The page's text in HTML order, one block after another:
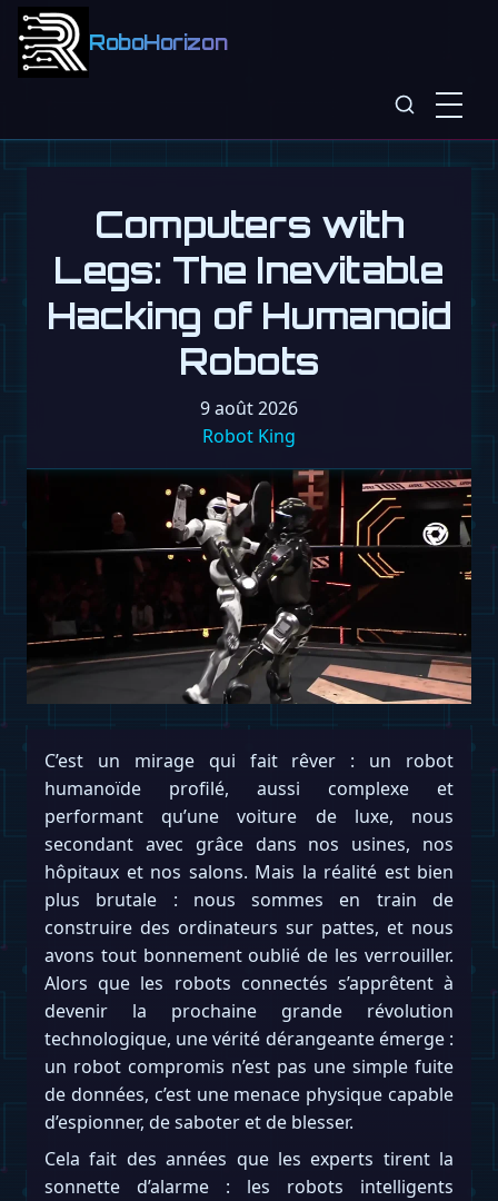
RoboHorizon
Computers with
Legs: The Inevitable
Hacking of Humanoid
Robots
9 août 2026
Robot King
C’est un mirage qui fait rêver : un robot
humanoïde profilé, aussi complexe et
performant qu’une voiture de luxe, nous
secondant avec grâce dans nos usines, nos
hôpitaux et nos salons. Mais la réalité est bien
plus brutale : nous sommes en train de
construire des ordinateurs sur pattes, et nous
avons tout bonnement oublié de les verrouiller.
Alors que les robots connectés s’apprêtent à
devenir la prochaine grande révolution
technologique, une vérité dérangeante émerge :
un robot compromis n’est pas une simple fuite
de données, c’est une menace physique capable
d’espionner, de saboter et de blesser.
Cela fait des années que les experts tirent la
sonnette d’alarme : les robots intelligents